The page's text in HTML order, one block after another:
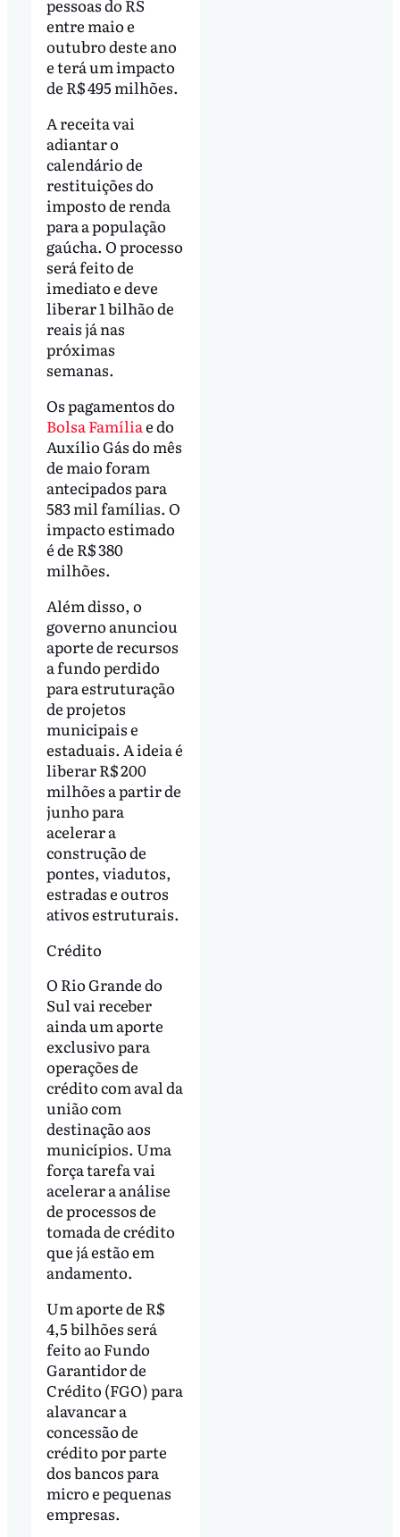
pessoas do RS
entre maio e
outubro deste ano
e terá um impacto
de R$ 495 milhões.
A receita vai
adiantar o
calendário de
restituições do
imposto de renda
para a população
gaúcha. O processo
será feito de
imediato e deve
liberar 1 bilhão de
reais já nas
próximas
semanas.
Os pagamentos do
Bolsa Famíliae do
Auxílio Gás do mês
de maio foram
antecipados para
583 mil famílias. O
impacto estimado
é de R$ 380
milhões.
Além disso, o
governo anunciou
aporte de recursos
a fundo perdido
para estruturação
de projetos
municipais e
estaduais. A ideia é
liberar R$ 200
milhões a partir de
junho para
acelerar a
construção de
pontes, viadutos,
estradas e outros
ativos estruturais.
Crédito
O Rio Grande do
Sul vai receber
ainda um aporte
exclusivo para
operações de
crédito com aval da
união com
destinação aos
municípios. Uma
força tarefa vai
acelerar a análise
de processos de
tomada de crédito
que já estão em
andamento.
Um aporte de R$
4,5 bilhões será
feito ao Fundo
Garantidor de
Crédito (FGO) para
alavancar a
concessão de
crédito por parte
dos bancos para
micro e pequenas
empresas.